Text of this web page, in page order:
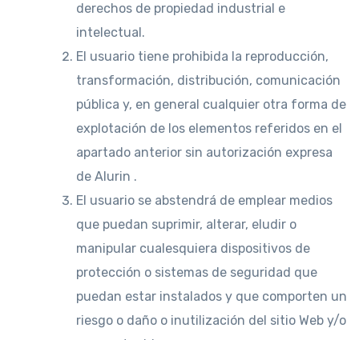
derechos de propiedad industrial e
intelectual.
El usuario tiene prohibida la reproducción,
transformación, distribución, comunicación
pública y, en general cualquier otra forma de
explotación de los elementos referidos en el
apartado anterior sin autorización expresa
de Alurin .
El usuario se abstendrá de emplear medios
que puedan suprimir, alterar, eludir o
manipular cualesquiera dispositivos de
protección o sistemas de seguridad que
puedan estar instalados y que comporten un
riesgo o daño o inutilización del sitio Web y/o